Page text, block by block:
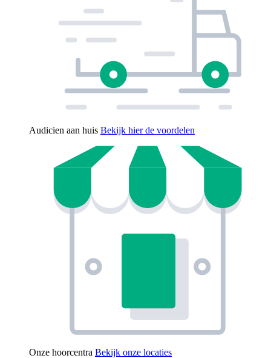
Audicien aan huis Bekijk hier de voordelen
Onze hoorcentra Bekijk onze locaties